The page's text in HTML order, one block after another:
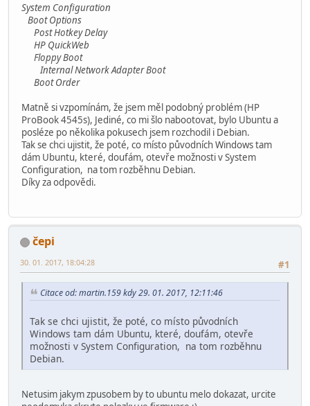
System Configuration
Boot Options
Post Hotkey Delay
HP QuickWeb
Floppy Boot
Internal Network Adapter Boot
Boot Order
Matně si vzpomínám, že jsem měl podobný problém (HP
ProBook 4545s), Jediné, co mi šlo nabootovat, bylo Ubuntu a
posléze po několika pokusech jsem rozchodil i Debian.
Tak se chci ujistit, že poté, co místo původních Windows tam
dám Ubuntu, které, doufám, otevře možnosti v System
Configuration, na tom rozběhnu Debian.
Díky za odpovědi.
čepi
#1
30. 01. 2017, 18:04:28
Citace od: martin.159 kdy 29. 01. 2017, 12:11:46
Tak se chci ujistit, že poté, co místo původních
Windows tam dám Ubuntu, které, doufám, otevře
možnosti v System Configuration, na tom rozběhnu
Debian.
Netusim jakym zpusobem by to ubuntu melo dokazat, urcite